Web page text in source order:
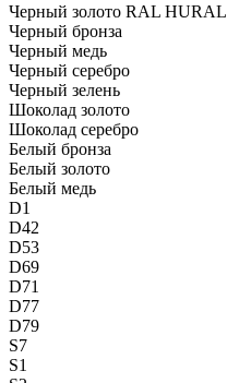
Черный золото RAL HURAL
Черный бронза
Черный медь
Черный серебро
Черный зелень
Шоколад золото
Шоколад серебро
Белый бронза
Белый золото
Белый медь
D1
D42
D53
D69
D71
D77
D79
S7
S1